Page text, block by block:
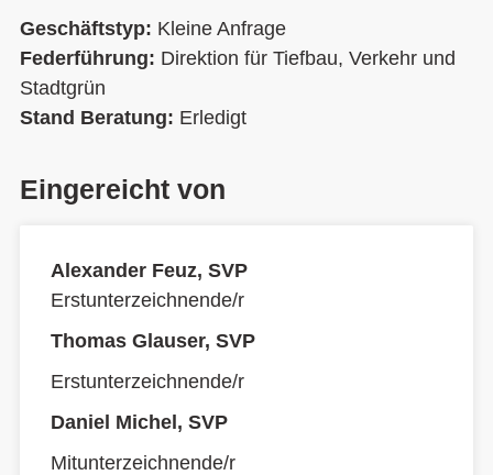
Geschäftstyp: Kleine Anfrage
Federführung: Direktion für Tiefbau, Verkehr und
Stadtgrün
Stand Beratung: Erledigt
Eingereicht von
Alexander Feuz, SVP
Erstunterzeichnende/r
Thomas Glauser, SVP
Erstunterzeichnende/r
Daniel Michel, SVP
Mitunterzeichnende/r